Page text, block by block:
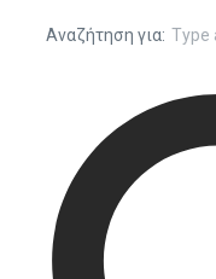
Αναζήτηση για: